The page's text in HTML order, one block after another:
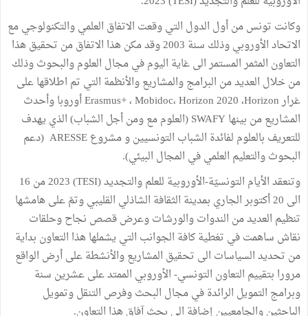
وكانت تونس من أول الدول التي وقعت الاتفاق العلمي والتكنولوجي مع
الاتحاد الأوروبي وذلك سنة 2003 وقد مكن هذا الاتفاق من تحقيق هذا
التعاون المثمر المستمر الى غاية اليوم في مجال العلوم والبحوث وذلك
من خلال العديد من البرامج والمشاريع والأنظمة التي تم اطلاقها على
غرار Erasmus+ ، Mobidoc، Horizon 2020 ،Horizon أوروبا وأحدث
المشاريع من بينها SWAFY (العلوم مع ومن أجل الشباب) الذي يهدف
للتعريف بالعلوم لفائدة الشباب التونسيين و مشروع ARESSE (دعم
البحوث والتعليم العلمي في المجال البيئي).
وتنعقد الأيام التونسيّة-الأوروبية للعلم والتجديد (TESI) 2023 من 16
الى 20 أكتوبر الجاري بمدينة الثقافة الشاذلي القليبي وتمّ على هامشها
تنظيم العديد من الندوات والورشات وعرض قصص نجاح وحلقات
نقاش ساهمت في تغطية كافة الجوانب التي يشملها هذا التعاون بداية
من تحديد السياسات الى تحقيق المشاريع والأنشطة على أرض الواقع
مرورا بتقييم التعاون التونسي- الأوروبي الممتد على عشرين سنة
وبرامج التمويل الرائدة في مجال البحث وفرص التنقل وتمويل